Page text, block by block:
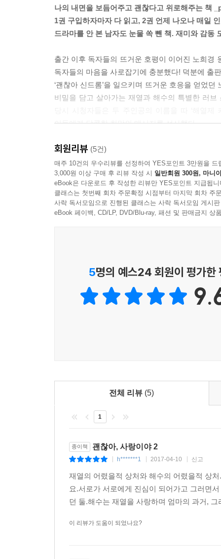
가고 싶은 곳 다 갈 수 있고, 만나고 싶은 사람도
문득, 지난 귀휴 때 잠시 보았던 서울 거리가 떠올
신의 모습을 생각하니 출소에 대한 기대는 두려움
던 것처럼 이번에도 나를 밀어내면 어떡하지? 아
품어줄 거야….
--- p.91~92
“넌 나 떠나보내는 게… 쉬워?”
“어려워. 근데 어려운 걸 이겨야, 나중에 네 가족한
“내가 여행 가서 딴 남자 만나면?”
해수는 자기가 말하고도 어이가 없어서, 픽 웃었다.
“난 딱 네 스타일인데, 만약 그럼… 내가 착각했구
파르르 떨리는 해수의 입술과 붉게 물든 눈을 더
재열은 해수에게 마지막 입맞춤을 하고 고개를
“너 같은 멋있는 여자를 1년 만에 잊을 놈이면, 그냥
나의 내면을 보듬어주고 괜찮다고 위로해주는 책
1권 구입하자마자 다 읽고, 2권 언제 나오나 매일
드라마를 안 본 남자도 눈물 쏙 뺀 책. 재미와 감동
출간 이후 독자들의 뜨거운 호평이 이어진 노희경
독자들의 마음을 사로잡기에 충분했다! 덕분에 출
‘괜찮아 신드롬’을 일으키며 뜨거운 호응을 얻었
비밀을 담고 살아가는 재열과 해수의 특별한 러
이들에게 달콤한 희망의 메시지를 선사했다.
이번에 새롭게 출간된 2권에서는 재열의 아픈 과
주변사람들과의 갈등도 심화되는데, 재열과 해
자신감을 회복하고 ‘힐링 러브스토리’를 완성한다!
30만 독자가 기다려온 두 번째 노희경표 원작 소설!
조금 ‘특별한’ 커플의 성숙한 사랑 이야기를 통해
끌어당기는 특유의 흡인력은 물론, 드라마나 대
매력을 극대화했다는 평을 받았다.
소설 《괜찮아, 사랑이야》 역시 그러한 특징
회원리뷰 (5건)
매주 10건의 우수리뷰를 선정하여 YES포인트 3만원을 드
3,000원 이상 구매 후 리뷰 작성 시 일반회원 300원, 마니
eBook은 다운로드 후 작성한 리뷰만 YES포인트 지급됩니
클래스는 첫번째 회차 주문확정 시점부터 마지막 회차 주
사락 독서모임으로 진행된 클래스는 사락 독서모임 게시
eBook 페이백, CD/LP, DVD/Blu-ray, 패션 및 판매금지 상
5명의 예스24 회원이 평가한
전체 리뷰 (5)
1
종이책 괜찮아, 사랑이야 2
h*******1 2017-04-10 신고
재열의 어렸을적 상처와 해수의 어렸을적 상
요.서로가 서로에게 진심이 되어가고 그러면
던 둘.해수는 재열을 사랑하며 엄마의 과거,
이 리뷰가 도움이 되었나요?